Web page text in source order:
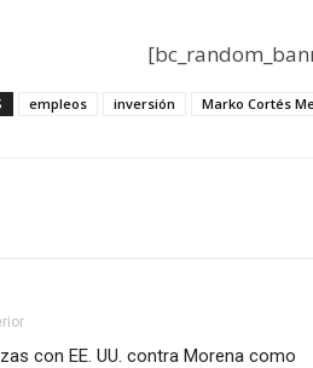
empleos inversión Marko Cortés
con EE. UU. contra Morena como